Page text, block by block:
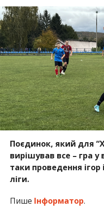
Поєдинок, який для
вирішував все – гра у
таки проведення
ліги.
Пише Інформатор.